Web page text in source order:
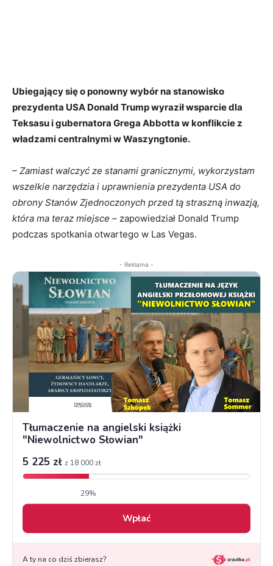
Ubiegający się o ponowny wybór na stanowisko
prezydenta USA Donald Trump wyraził wsparcie dla
Teksasu i gubernatora Grega Abbotta w konflikcie z
władzami centralnymi w Waszyngtonie.
– Zamiast walczyć ze stanami granicznymi, wykorzystam
wszelkie narzędzia i uprawnienia prezydenta USA do
obrony Stanów Zjednoczonych przed tą straszną inwazją,
która ma teraz miejsce – zapowiedział Donald Trump
podczas spotkania otwartego w Las Vegas.
- Reklama -